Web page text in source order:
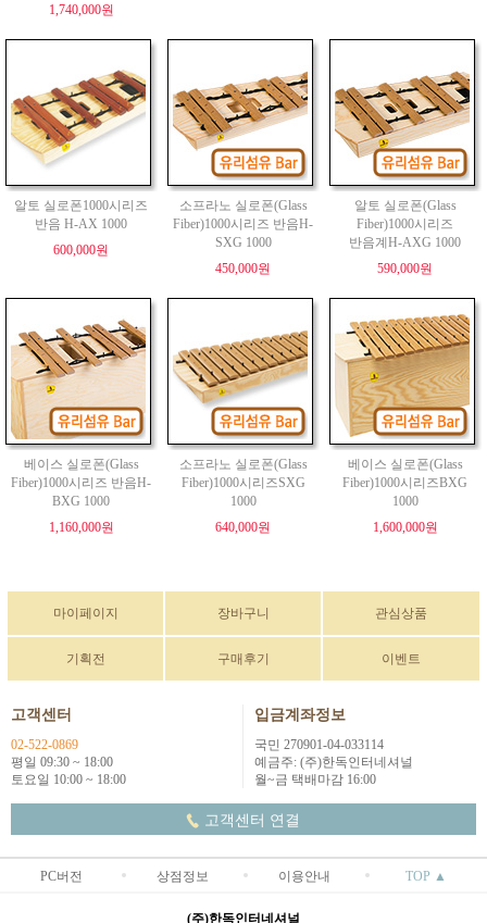
1,740,000원
알토 실로폰1000시리즈
반음 H-AX 1000
600,000원
소프라노 실로폰(Glass
Fiber)1000시리즈 반음H-
SXG 1000
450,000원
알토 실로폰(Glass
Fiber)1000시리즈
반음계H-AXG 1000
590,000원
베이스 실로폰(Glass
Fiber)1000시리즈 반음H-
BXG 1000
1,160,000원
소프라노 실로폰(Glass
Fiber)1000시리즈SXG
1000
640,000원
베이스 실로폰(Glass
Fiber)1000시리즈BXG
1000
1,600,000원
마이페이지 장바구니 관심상품
기획전 구매후기 이벤트
고객센터
02-522-0869
평일 09:30 ~ 18:00
토요일 10:00 ~ 18:00
입금계좌정보
국민 270901-04-033114
예금주: (주)한독인터네셔널
월~금 택배마감 16:00
고객센터 연결
PC버전 상점정보 이용안내 TOP ▲
(주)한독인터네셔널